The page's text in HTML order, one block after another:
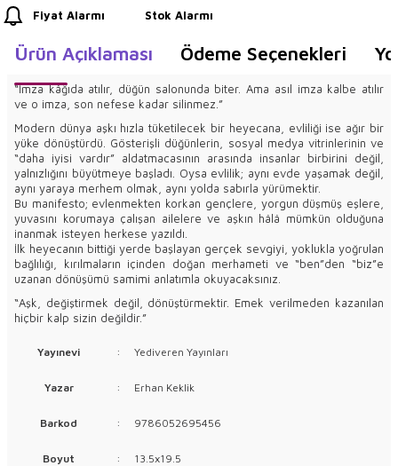
Fiyat Alarmı Stok Alarmı
Ürün Açıklaması Ödeme Seçenekleri
“İmza kâğıda atılır, düğün salonunda biter. Ama asıl imza kalbe atılır
ve o imza, son nefese kadar silinmez.”
Modern dünya aşkı hızla tüketilecek bir heyecana, evliliği ise ağır bir
yüke dönüştürdü. Gösterişli düğünlerin, sosyal medya vitrinlerinin ve
“daha iyisi vardır” aldatmacasının arasında insanlar birbirini değil,
yalnızlığını büyütmeye başladı. Oysa evlilik; aynı evde yaşamak değil,
aynı yaraya merhem olmak, aynı yolda sabırla yürümektir.
Bu manifesto; evlenmekten korkan gençlere, yorgun düşmüş eşlere,
yuvasını korumaya çalışan ailelere ve aşkın hâlâ mümkün olduğuna
inanmak isteyen herkese yazıldı.
İlk heyecanın bittiği yerde başlayan gerçek sevgiyi, yoklukla yoğrulan
bağlılığı, kırılmaların içinden doğan merhameti ve “ben”den “biz”e
uzanan dönüşümü samimi anlatımla okuyacaksınız.
“Aşk, değiştirmek değil, dönüştürmektir. Emek verilmeden kazanılan
hiçbir kalp sizin değildir.”
Yayınevi : Yediveren Yayınları
Yazar : Erhan Keklik
Barkod : 9786052695456
Boyut : 13.5x19.5